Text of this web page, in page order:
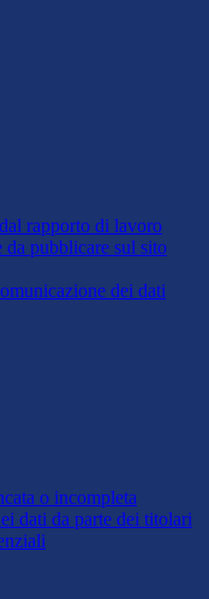
rapporto di lavoro
da pubblicare sul sito
dei dati
o incompleta
dati da parte dei titolari